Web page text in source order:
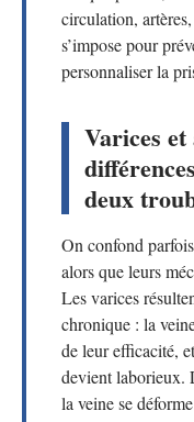
circulation,
s’impose pour
personnaliser la
Varices
deux
On confond
alors que leurs
Les varices
chronique : la
de leur efficacité,
devient laborieux.
la veine se